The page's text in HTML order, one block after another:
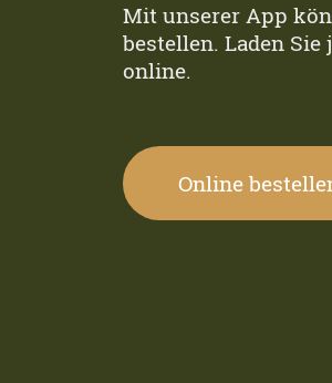
Mit unserer App
bestellen. Laden Sie
online.
Online